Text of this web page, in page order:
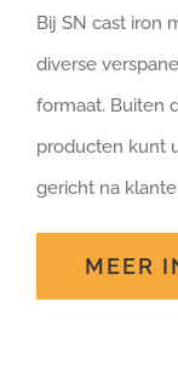
Bij SN cast iron
diverse
formaat. Buiten
producten kunt
gericht na
MEER